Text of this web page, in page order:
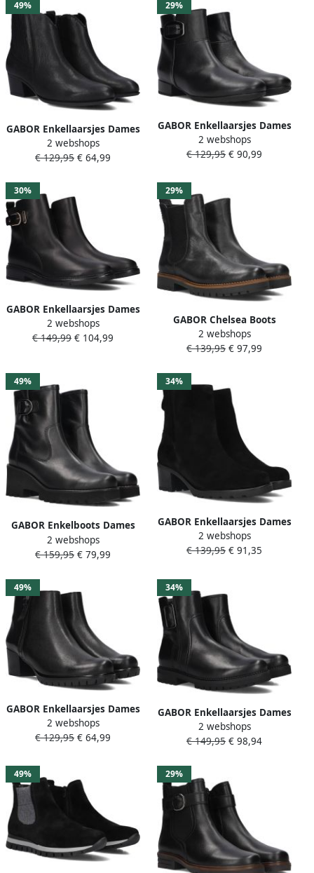
49%
GABOR Enkellaarsjes Dames
682 Maat: 36 Materiaal:
Leer Kleur: Zwart
2 webshops
€ 129,95 € 64,99
29%
GABOR Enkellaarsjes Dames
714.1 Maat: 38 Materiaal:
Leer Kleur: Zwart
2 webshops
€ 129,95 € 90,99
30%
GABOR Enkellaarsjes Dames
702.3 Maat: 41 Materiaal:
Leer Kleur: Zwart
2 webshops
€ 149,99 € 104,99
29%
GABOR Chelsea Boots
Dames 721 Maat: 37 5
Materiaal: Leer Kleur: Zwart
2 webshops
€ 139,95 € 97,99
49%
GABOR Enkelboots Dames
622.2 Maat: 37 5 Materiaal:
Leer Kleur: Zwart
2 webshops
€ 159,95 € 79,99
34%
GABOR Enkellaarsjes Dames
802.3 Maat: 37 5 Materiaal:
Suède Kleur: Zwart
2 webshops
€ 139,95 € 91,35
49%
GABOR Enkellaarsjes Dames
653.2 Maat: 40 Materiaal:
Leer Kleur: Zwart
2 webshops
€ 129,95 € 64,99
34%
GABOR Enkellaarsjes Dames
724.2 Maat: 39 Materiaal:
Leer Kleur: Zwart
2 webshops
€ 149,95 € 98,94
49% 29%